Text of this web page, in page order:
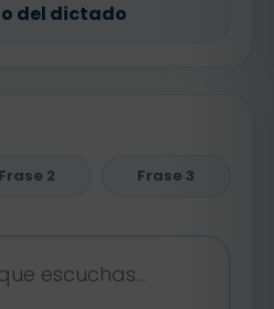
del dictado
Frase 2 Frase 3